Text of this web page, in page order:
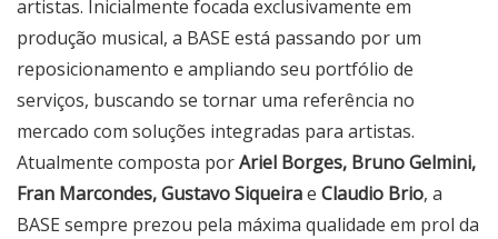
artistas. Inicialmente focada exclusivamente em
produção musical, a BASE está passando por um
reposicionamento e ampliando seu portfólio de
serviços, buscando se tornar uma referência no
mercado com soluções integradas para artistas.
Atualmente composta porAriel Borges, Bruno Gelmini,
Fran Marcondes, Gustavo Siqueirae Claudio Brio, a
BASE sempre prezou pela máxima qualidade em prol da